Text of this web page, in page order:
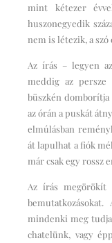
mint kétezer
huszonegyedik
nem is létezik, a
Az írás – legyen
meddig az persze
büszkén
az órán a puskát
elmúlásban
át lapulhat a fiók
már csak egy rossz
Az írás megörökít
mindenki meg
chatelünk, vagy